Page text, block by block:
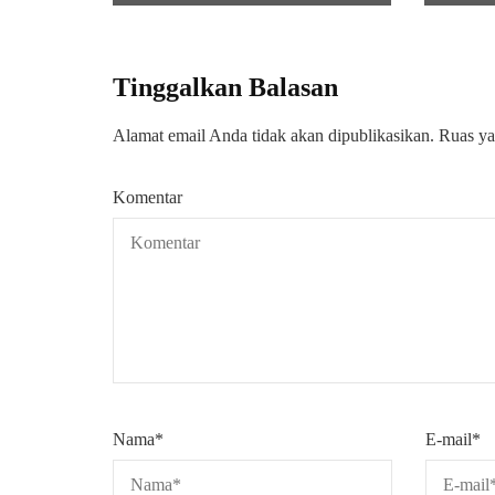
Tinggalkan Balasan
Alamat email Anda tidak akan dipublikasikan. Ruas
Komentar
Nama* E-mail*